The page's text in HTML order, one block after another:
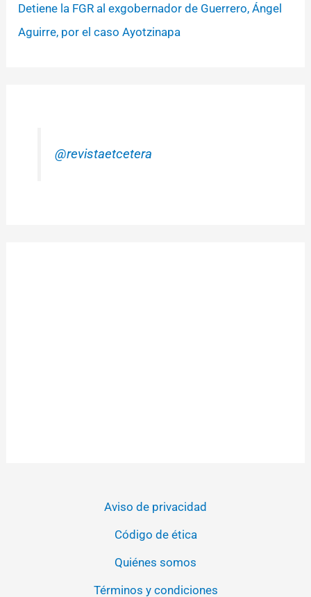
Detiene la FGR al exgobernador de Guerrero, Ángel
Aguirre, por el caso Ayotzinapa
@revistaetcetera
Aviso de privacidad
Código de ética
Quiénes somos
Términos y condiciones